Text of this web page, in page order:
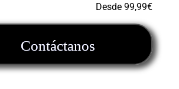
Desde 99,99€
Contáctanos